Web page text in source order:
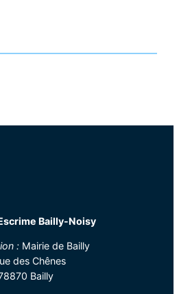
Bailly-Noisy
: Mairie de Bailly
des Chênes
Bailly